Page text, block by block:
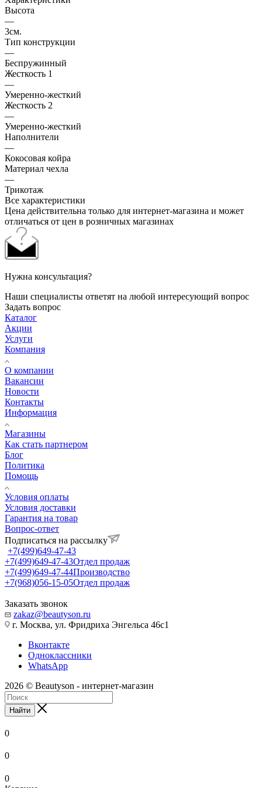
Высота
—
3см.
Тип конструкции
—
Беспружинный
Жесткость 1
—
Умеренно-жесткий
Жесткость 2
—
Умеренно-жесткий
Наполнители
—
Кокосовая койра
Материал чехла
—
Трикотаж
Все характеристики
Цена действительна только для интернет-магазина и может
отличаться от цен в розничных магазинах
Нужна консультация?
Наши специалисты ответят на любой интересующий вопрос
Задать вопрос
Каталог
Акции
Услуги
Компания
О компании
Вакансии
Новости
Контакты
Информация
Магазины
Как стать партнером
Блог
Политика
Помощь
Условия оплаты
Условия доставки
Гарантия на товар
Вопрос-ответ
Подписаться на рассылку
+7(499)649-47-43
+7(499)649-47-43Отдел продаж
+7(499)649-47-44Производство
+7(968)056-15-05Отдел продаж
Заказать звонок
zakaz@beautyson.ru
г. Москва, ул. Фридриха Энгельса 46с1
Вконтакте
Одноклассники
WhatsApp
2026 © Beautyson - интернет-магазин
Найти
0
0
0